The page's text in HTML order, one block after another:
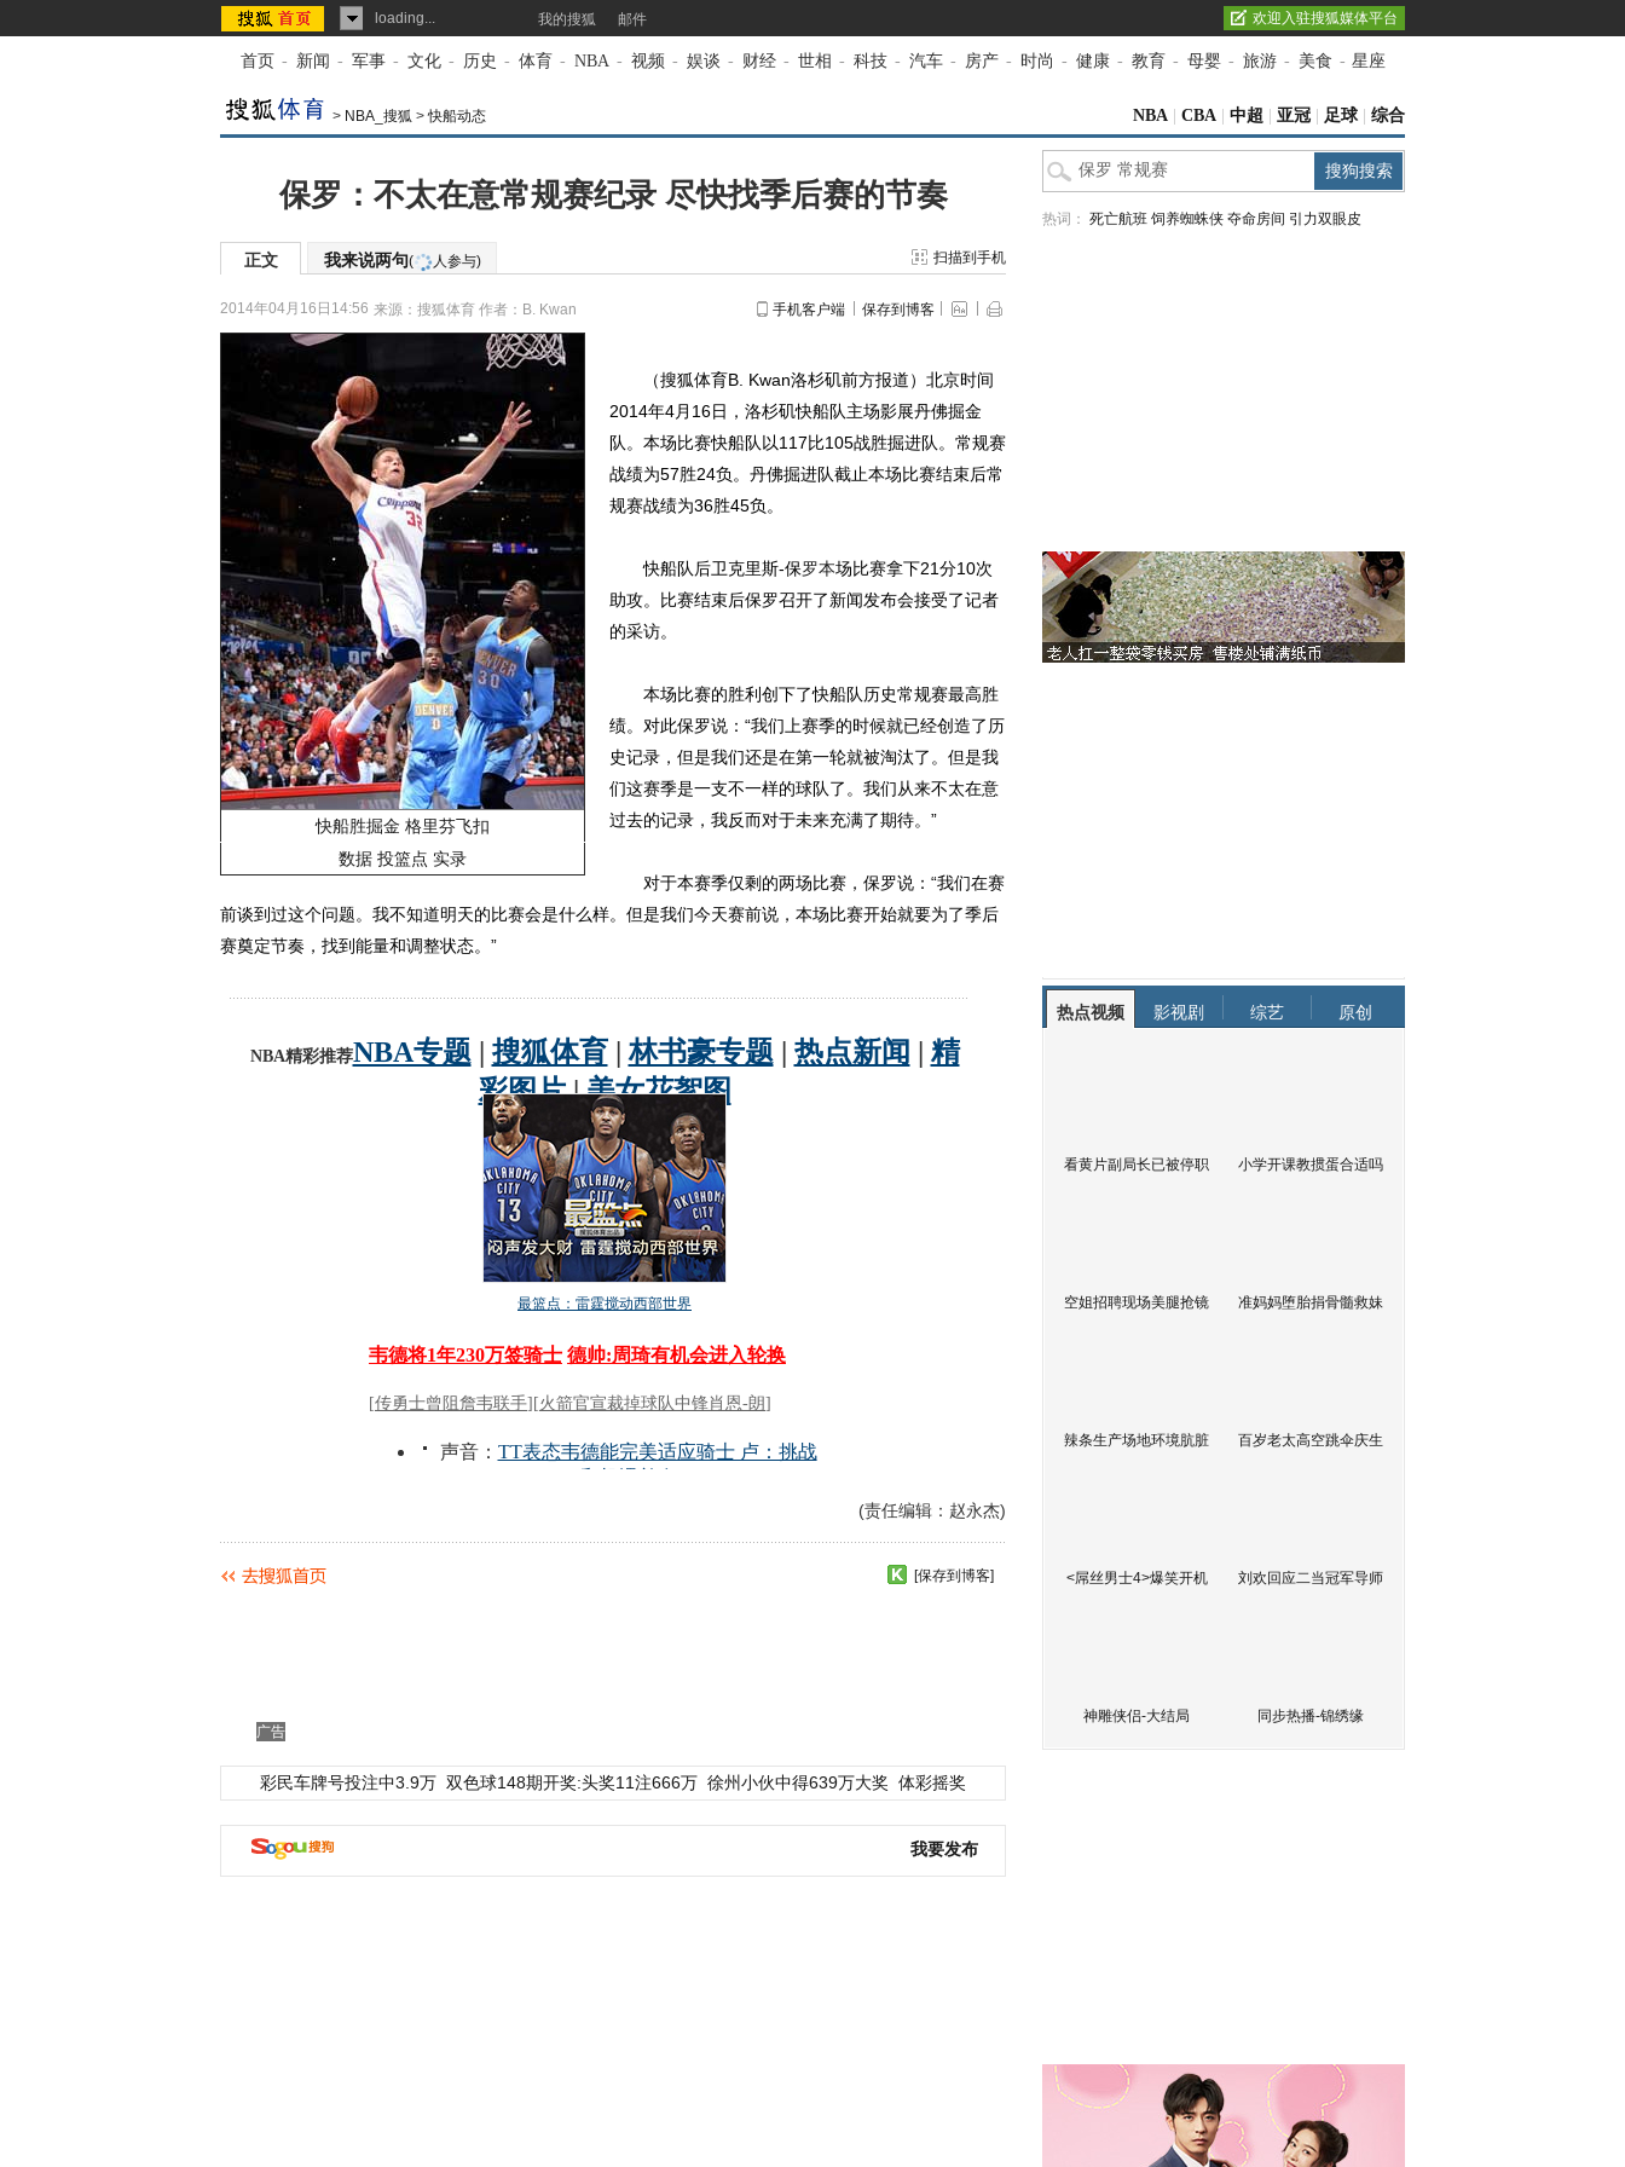
loading... 我的搜狐 邮件 欢迎入驻搜狐媒体平台
首页 - 新闻 - 军事 - 文化 - 历史 - 体育 - NBA - 视频 - 娱谈 - 财经 - 世相 - 科技 - 汽车 - 房产 - 时尚 - 健康 - 教育 - 母婴 - 旅游 - 美食 - 星座
> NBA_搜狐 >快船动态 NBA CBA 中超 亚冠 足球 综合
保罗：不太在意常规赛纪录 尽快找季后赛的节奏
正文 我来说两句( 人参与) 扫描到手机
2014年04月16日14:56 来源： 搜狐体育 作者：B. Kwan 手机客户端 保存到博客
快船胜掘金 格里芬飞扣
数据 投篮点 实录
（搜狐体育B. Kwan洛杉矶前方报道）北京时间
2014年4月16日，洛杉矶快船队主场影展丹佛掘金
队。本场比赛快船队以117比105战胜掘进队。常规赛
战绩为57胜24负。丹佛掘进队截止本场比赛结束后常
规赛战绩为36胜45负。
快船队后卫克里斯-保罗本场比赛拿下21分10次
助攻。比赛结束后保罗召开了新闻发布会接受了记者
的采访。
本场比赛的胜利创下了快船队历史常规赛最高胜
绩。对此保罗说：“我们上赛季的时候就已经创造了历
史记录，但是我们还是在第一轮就被淘汰了。但是我
们这赛季是一支不一样的球队了。我们从来不太在意
过去的记录，我反而对于未来充满了期待。”
对于本赛季仅剩的两场比赛，保罗说：“我们在赛
前谈到过这个问题。我不知道明天的比赛会是什么样。但是我们今天赛前说，本场比赛开始就要为了季后
赛奠定节奏，找到能量和调整状态。”
(责任编辑：赵永杰)
[保存到博客]
广告
彩民车牌号投注中3.9万 双色球148期开奖:头奖11注666万 徐州小伙中得639万大奖 体彩摇奖
我要发布
热词： 死亡航班 饲养蜘蛛侠 夺命房间 引力双眼皮
热点视频 影视剧 综艺 原创
看黄片副局长已被停职 小学开课教掼蛋合适吗
空姐招聘现场美腿抢镜 准妈妈堕胎捐骨髓救妹
辣条生产场地环境肮脏 百岁老太高空跳伞庆生
<屌丝男士4>爆笑开机 刘欢回应二当冠军导师
神雕侠侣-大结局 同步热播-锦绣缘